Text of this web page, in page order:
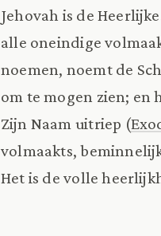
Jehovah is de
alle oneindige
noemen, noemt de
om te mogen zien; en
Zijn Naam uitriep (
volmaakts,
Het is de volle